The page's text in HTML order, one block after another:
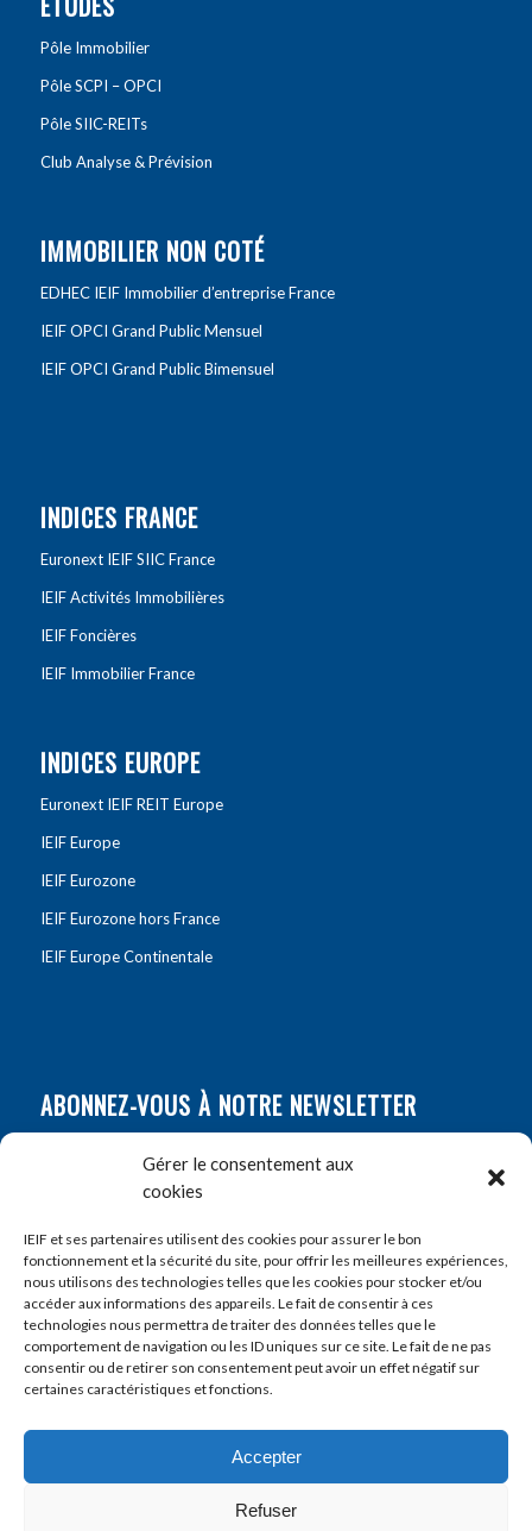
Gérer le consentement aux
cookies
IEIF et ses partenaires utilisent des cookies pour assurer le bon
fonctionnement et la sécurité du site, pour offrir les meilleures expériences,
nous utilisons des technologies telles que les cookies pour stocker et/ou
accéder aux informations des appareils. Le fait de consentir à ces
technologies nous permettra de traiter des données telles que le
comportement de navigation ou les ID uniques sur ce site. Le fait de ne pas
consentir ou de retirer son consentement peut avoir un effet négatif sur
certaines caractéristiques et fonctions.
Accepter
Refuser
Pôle Immobilier
Pôle SCPI – OPCI
Pôle SIIC-REITs
Club Analyse & Prévision
IMMOBILIER NON COTÉ
EDHEC IEIF Immobilier d’entreprise France
IEIF OPCI Grand Public Mensuel
IEIF OPCI Grand Public Bimensuel
INDICES FRANCE
Euronext IEIF SIIC France
IEIF Activités Immobilières
IEIF Foncières
IEIF Immobilier France
INDICES EUROPE
Euronext IEIF REIT Europe
IEIF Europe
IEIF Eurozone
IEIF Eurozone hors France
IEIF Europe Continentale
ABONNEZ-VOUS À NOTRE NEWSLETTER
Prénom*
E-mail*